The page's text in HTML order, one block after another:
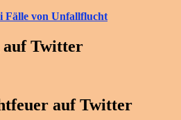
Fälle von Unfallflucht
Twitter
auf Twitter